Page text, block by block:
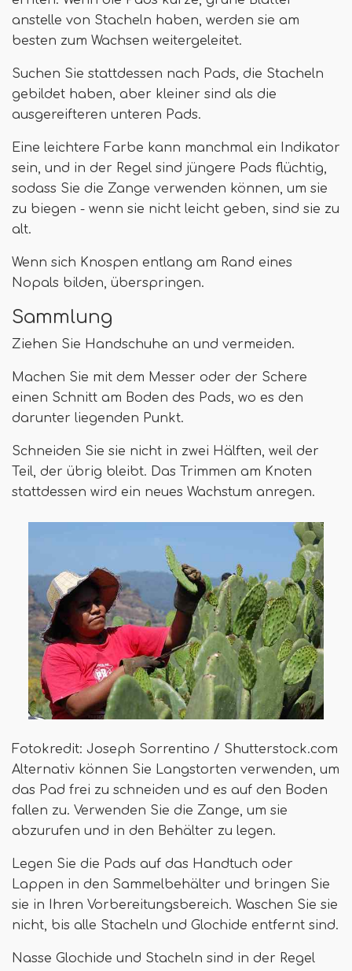
anstelle von Stacheln haben, werden sie am
besten zum Wachsen weitergeleitet.
Suchen Sie stattdessen nach Pads, die Stacheln
gebildet haben, aber kleiner sind als die
ausgereifteren unteren Pads.
Eine leichtere Farbe kann manchmal ein Indikator
sein, und in der Regel sind jüngere Pads flüchtig,
sodass Sie die Zange verwenden können, um sie
zu biegen - wenn sie nicht leicht geben, sind sie zu
alt.
Wenn sich Knospen entlang am Rand eines
Nopals bilden, überspringen.
Sammlung
Ziehen Sie Handschuhe an und vermeiden.
Machen Sie mit dem Messer oder der Schere
einen Schnitt am Boden des Pads, wo es den
darunter liegenden Punkt.
Schneiden Sie sie nicht in zwei Hälften, weil der
Teil, der übrig bleibt. Das Trimmen am Knoten
stattdessen wird ein neues Wachstum anregen.
Fotokredit: Joseph Sorrentino / Shutterstock.com
Alternativ können Sie Langstorten verwenden, um
das Pad frei zu schneiden und es auf den Boden
fallen zu. Verwenden Sie die Zange, um sie
abzurufen und in den Behälter zu legen.
Legen Sie die Pads auf das Handtuch oder
Lappen in den Sammelbehälter und bringen Sie
sie in Ihren Vorbereitungsbereich. Waschen Sie sie
nicht, bis alle Stacheln und Glochide entfernt sind.
Nasse Glochide und Stacheln sind in der Regel